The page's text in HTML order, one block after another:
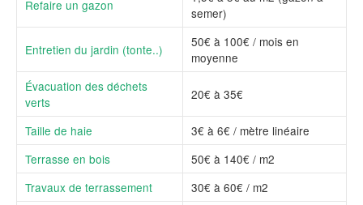
Refaire un gazon
semer)
Entretien du jardin (tonte..)
50€ à 100€ / mois en
moyenne
Évacuation des déchets
verts
20€ à 35€
Taille de haie
3€ à 6€ / mètre linéaire
Terrasse en bois
50€ à 140€ / m2
Travaux de terrassement
30€ à 60€ / m2